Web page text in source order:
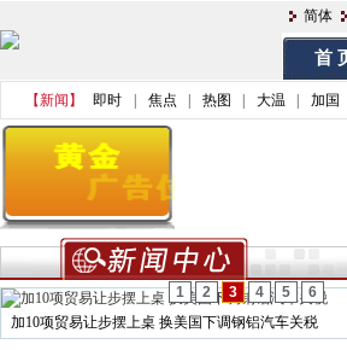
简体
首
【新闻】 即时 焦点 热图 大温 加国
1 2 3 4 5
6
加10项贸易让步摆上桌 换美国下调钢铝汽车关税